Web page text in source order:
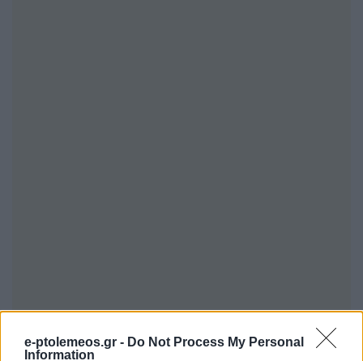
e-ptolemeos.gr - Do Not Process My Personal
Information